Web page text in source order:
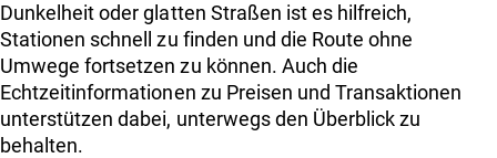
Dunkelheit oder glatten Straßen ist es hilfreich,
Stationen schnell zu finden und die Route ohne
Umwege fortsetzen zu können. Auch die
Echtzeitinformationen zu Preisen und Transaktionen
unterstützen dabei, unterwegs den Überblick zu
behalten.